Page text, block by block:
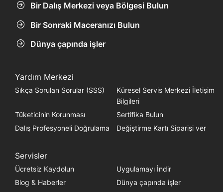
Bir Dalış Merkezi veya Bölgesi Bulun
Bir Sonraki Maceranızı Bulun
Dünya çapında işler
Yardım Merkezi
Sıkça Sorulan Sorular (SSS)
Küresel Servis Merkezi İletişim
Bilgileri
Tüketicinin Korunması
Sertifika Bulun
Dalış Profesyoneli Doğrulama
Değiştirme Kartı Siparişi ver
Servisler
Ücretsiz Kaydolun
Uygulamayı İndir
Blog & Haberler
Dünya çapında işler